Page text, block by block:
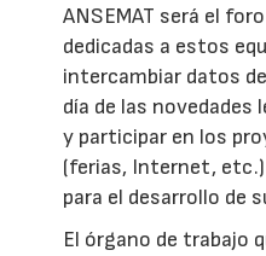
ANSEMAT será el
dedicadas a estos
intercambiar datos
día de las
y participar en los
(ferias, Internet,
para el desarrollo de
El órgano de trabajo